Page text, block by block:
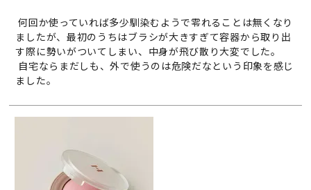
何回か使っていれば多少馴染むようで零れることは無くなり
ましたが、最初のうちはブラシが大きすぎて容器から取り出
す際に勢いがついてしまい、中身が飛び散り大変でした。
ました。